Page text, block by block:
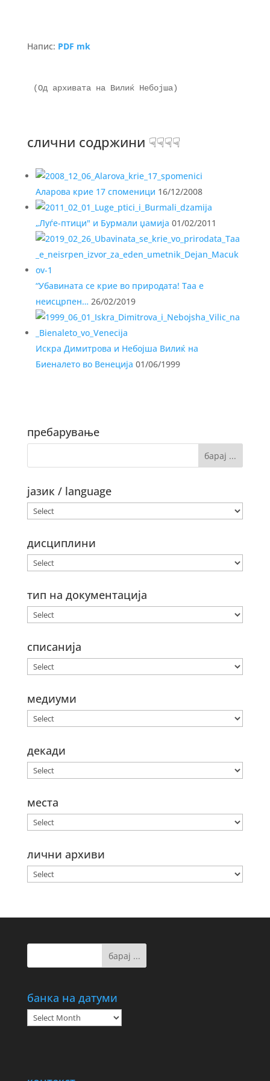
Напис: PDF mk
(Од архивата на Вилиќ Небојша)
слични содржини ☟☟☟☟
Аларова крие 17 споменици 16/12/2008
„Луѓе-птици" и Бурмали џамија 01/02/2011
“Убавината се крие во природата! Таа е
неисцрпен… 26/02/2019
Искра Димитрова и Небојша Вилиќ на
Биеналето во Венеција 01/06/1999
пребарување
јазик / language
дисциплини
тип на документација
списанија
медиуми
декади
места
лични архиви
банка на датуми
банка
на